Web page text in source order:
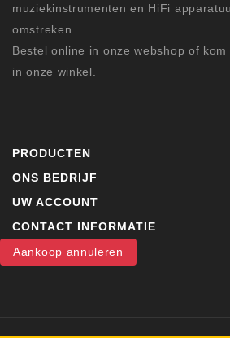
muziekinstrumenten en HiFi
omstreken.
Bestel online in onze webshop of
in onze winkel.
PRODUCTEN
ONS BEDRIJF
UW ACCOUNT
CONTACT INFORMATIE
Aankoop annuleren